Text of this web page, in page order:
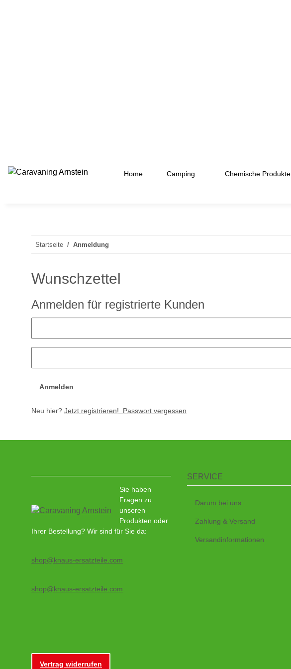
Home Camping Chemische Produkte
Startseite Anmeldung
Wunschzettel
Anmelden für registrierte Kunden
Anmelden
Neu hier? Jetzt registrieren! Passwort vergessen
Sie haben
Fragen zu
unseren
Produkten oder
Ihrer Bestellung? Wir sind für Sie da:
shop@knaus-ersatzteile.com
shop@knaus-ersatzteile.com
SERVICE
Darum bei uns
Zahlung & Versand
Versandinformationen
Vertrag widerrufen